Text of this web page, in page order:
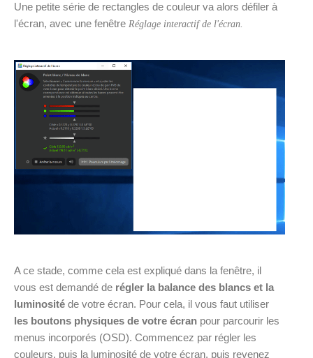
Une petite série de rectangles de couleur va alors défiler à
l'écran, avec une fenêtre Réglage interactif de l'écran.
A ce stade, comme cela est expliqué dans la fenêtre, il
vous est demandé de régler la balance des blancs et la
luminosité de votre écran. Pour cela, il vous faut utiliser
les boutons physiques de votre écran pour parcourir les
menus incorporés (OSD). Commencez par régler les
couleurs, puis la luminosité de votre écran, puis revenez